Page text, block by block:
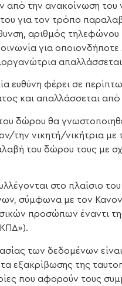
την ανακοίνωση του
για τον τρόπο
αριθμός
για
ευθύνη φέρει σε
και απαλλάσσεται
δώρου θα
την νικητή/νικήτρια
του δώρου τους με
στο πλαίσιο
σύμφωνα με τον
προσώπων έναντι
των δεδομένων
εξακρίβωσης της
που αφορούν τους